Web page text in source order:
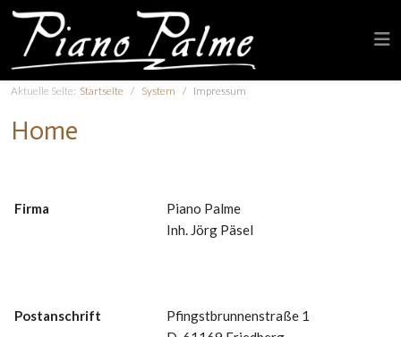
Aktuelle Seite: Startseite System Impressum
Home
Firma
Piano Palme
Inh. Jörg Päsel
Postanschrift
Pfingstbrunnenstraße 1